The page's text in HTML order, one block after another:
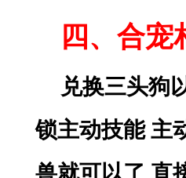
四、合宠
兑换三头狗
锁主动技能 主
兽就可以了 直